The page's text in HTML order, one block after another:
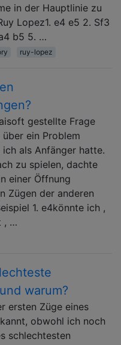
in der Hauptlinie zu
Lopez1. e4 e5 2. Sf3
b5 5. …
ruy-lopez
gestellte Frage
ein Problem
als Anfänger hatte.
zu spielen, dachte
einer Öffnung
Zügen der anderen
1. e4könnte ich ,
, …
warum?
ersten Züge eines
obwohl ich noch
schlechtesten